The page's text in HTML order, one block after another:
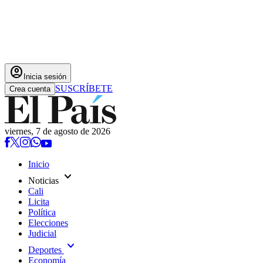
account_circle Inicia sesión
Crea cuenta SUSCRÍBETE
viernes, 7 de agosto de 2026
Inicio
Noticias expand_more
Cali
Licita
Política
Elecciones
Judicial
Deportes expand_more
Economía